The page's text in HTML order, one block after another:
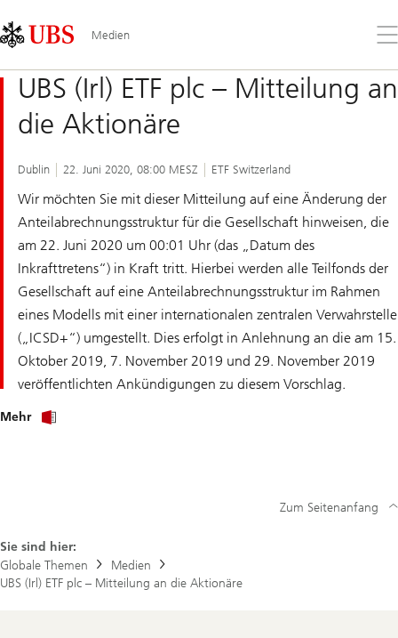
Links
Area
Medien
Sie
UBS (Irl) ETF plc – Mitteilung an
die Aktionäre
Dublin 22. Juni 2020, 08:00 MESZ ETF Switzerland
Wir möchten Sie mit dieser Mitteilung auf eine Änderung der
Anteilabrechnungsstruktur für die Gesellschaft hinweisen, die
am 22. Juni 2020 um 00:01 Uhr (das „Datum des
Inkrafttretens“) in Kraft tritt. Hierbei werden alle Teilfonds der
Gesellschaft auf eine Anteilabrechnungsstruktur im Rahmen
eines Modells mit einer internationalen zentralen Verwahrstelle
(„ICSD+“) umgestellt. Dies erfolgt in Anlehnung an die am 15.
Oktober 2019, 7. November 2019 und 29. November 2019
veröffentlichten Ankündigungen zu diesem Vorschlag.
Mehr
PDF
Sie sind hier:
Globale Themen
Medien
UBS (Irl) ETF plc – Mitteilung an die Aktionäre
Zum Seitenanfang